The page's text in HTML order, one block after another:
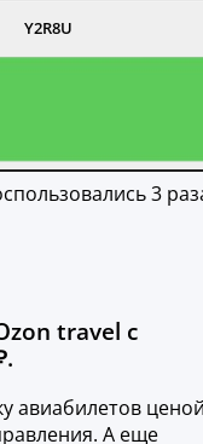
Y2R8U
3
travel с
авиабилетов
А еще